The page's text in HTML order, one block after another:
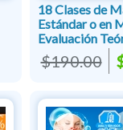
18 Clases de
Estándar o en
Evaluación
$190.00